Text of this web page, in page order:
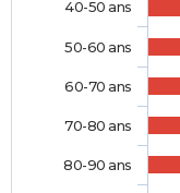
40-50 ans
50-60 ans
60-70 ans
70-80 ans
80-90 ans